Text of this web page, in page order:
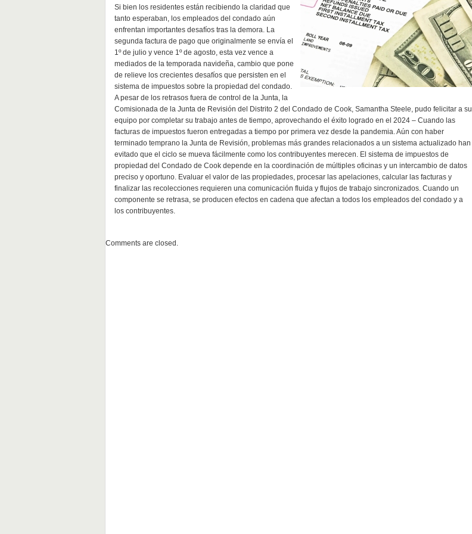
Si bien los residentes están recibiendo la claridad que
tanto esperaban, los empleados del condado aún
enfrentan importantes desafíos tras la demora. La
segunda factura de pago que originalmente se envía el
1º de julio y vence 1º de agosto, esta vez vence a
mediados de la temporada navideña, cambio que pone
de relieve los crecientes desafíos que persisten en el
sistema de impuestos sobre la propiedad del condado.
A pesar de los retrasos fuera de control de la Junta, la
Comisionada de la Junta de Revisión del Distrito 2 del Condado de Cook, Samantha Steele, pudo felicitar a su
equipo por completar su trabajo antes de tiempo, aprovechando el éxito logrado en el 2024 – Cuando las
facturas de impuestos fueron entregadas a tiempo por primera vez desde la pandemia. Aún con haber
terminado temprano la Junta de Revisión, problemas más grandes relacionados a un sistema actualizado han
evitado que el ciclo se mueva fácilmente como los contribuyentes merecen. El sistema de impuestos de
propiedad del Condado de Cook depende en la coordinación de múltiples oficinas y un intercambio de datos
preciso y oportuno. Evaluar el valor de las propiedades, procesar las apelaciones, calcular las facturas y
finalizar las recolecciones requieren una comunicación fluida y flujos de trabajo sincronizados. Cuando un
componente se retrasa, se producen efectos en cadena que afectan a todos los empleados del condado y a
los contribuyentes.
Comments are closed.